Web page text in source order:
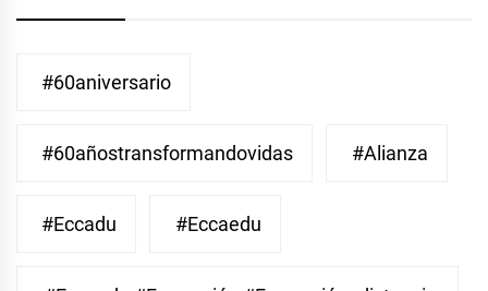
#60aniversario
#60añostransformandovidas #Alianza
#eccadu #eccaedu